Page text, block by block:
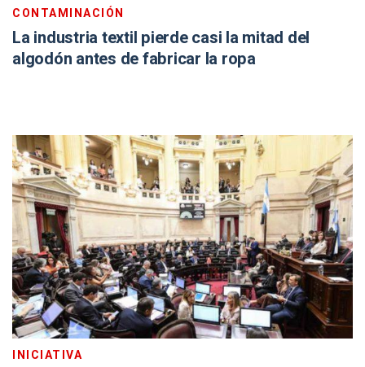
CONTAMINACIÓN
La industria textil pierde casi la mitad del
algodón antes de fabricar la ropa
INICIATIVA